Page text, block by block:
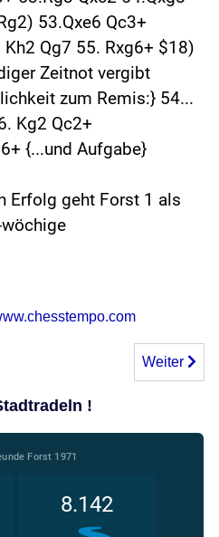
53.Qxe6 Qc3+
Qg7 55. Rxg6+ $18)
Zeitnot vergibt
zum Remis:} 54...
Kg2 Qc2+
{...und Aufgabe}
Erfolg geht Forst 1 als
ist Blitzschach-Nächster
Weiter
!